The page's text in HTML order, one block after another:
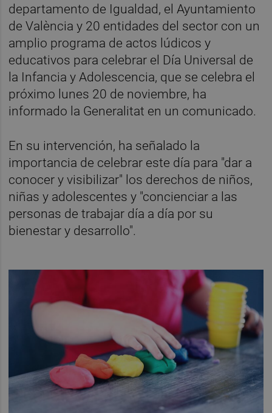
departamento de Igualdad, el Ayuntamiento
de València y 20 entidades del sector con un
amplio programa de actos lúdicos y
educativos para celebrar el Día Universal de
la Infancia y Adolescencia, que se celebra el
próximo lunes 20 de noviembre, ha
informado la Generalitat en un comunicado.
En su intervención, ha señalado la
importancia de celebrar este día para "dar a
conocer y visibilizar" los derechos de niños,
niñas y adolescentes y "concienciar a las
personas de trabajar día a día por su
bienestar y desarrollo".